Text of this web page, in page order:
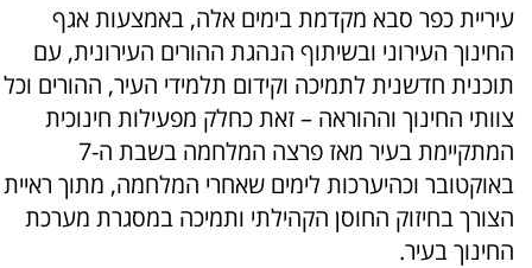
עיריית כפר סבא מקדמת בימים אלה, באמצעות אגף
החינוך העירוני ובשיתוף הנהגת ההורים העירונית, עם
תוכנית חדשנית לתמיכה וקידום תלמידי העיר, ההורים וכל
צוותי החינוך וההוראה – זאת כחלק מפעילות חינוכית
המתקיימת בעיר מאז פרצה המלחמה בשבת ה-7
באוקטובר וכהיערכות לימים שאחרי המלחמה, מתוך ראיית
הצורך בחיזוק החוסן הקהילתי ותמיכה במסגרת מערכת
החינוך בעיר.